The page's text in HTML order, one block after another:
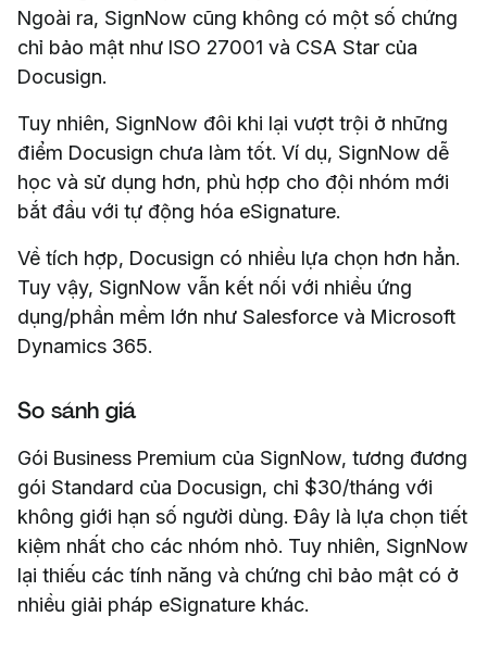
Ngoài ra, SignNow cũng không có một số chứng
chỉ bảo mật như ISO 27001 và CSA Star của
Docusign.
Tuy nhiên, SignNow đôi khi lại vượt trội ở những
điểm Docusign chưa làm tốt. Ví dụ, SignNow dễ
học và sử dụng hơn, phù hợp cho đội nhóm mới
bắt đầu với tự động hóa eSignature.
Về tích hợp, Docusign có nhiều lựa chọn hơn hẳn.
Tuy vậy, SignNow vẫn kết nối với nhiều ứng
dụng/phần mềm lớn như Salesforce và Microsoft
Dynamics 365.
So sánh giá
Gói Business Premium của SignNow, tương đương
gói Standard của Docusign, chỉ $30/tháng với
không giới hạn số người dùng. Đây là lựa chọn tiết
kiệm nhất cho các nhóm nhỏ. Tuy nhiên, SignNow
lại thiếu các tính năng và chứng chỉ bảo mật có ở
nhiều giải pháp eSignature khác.